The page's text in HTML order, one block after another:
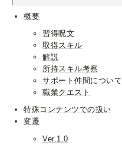
概要
習得呪文
取得スキル
解説
所持スキル考察
サポート仲間について
職業クエスト
特殊コンテンツでの扱い
変遷
Ver.1.0